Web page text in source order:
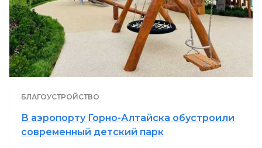
БЛАГОУСТРОЙСТВО
В аэропорту Горно-Алтайска обустроили
современный детский парк